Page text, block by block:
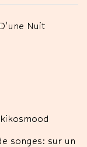
Nuit
songes: sur un